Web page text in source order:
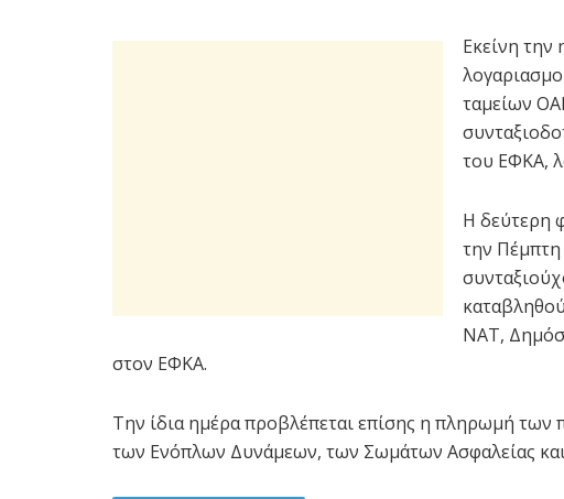
Εκείνη την
ταμείων
του ΕΦΚΑ,
Η δεύτερη
την
ΝΑΤ,
στον ΕΦΚΑ.
Την ίδια ημέρα προβλέπεται επίσης η πληρωμή
των Ενόπλων Δυνάμεων, των Σωμάτων Ασφαλείας